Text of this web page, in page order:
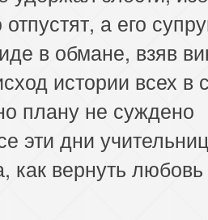
а его
в обмане, взяв
истории всех в
плану не суждено
эти дни
как вернуть